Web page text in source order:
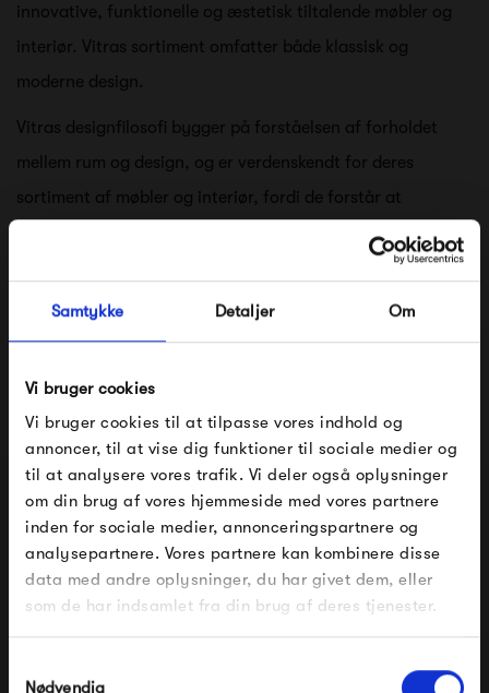
Samtykke Detaljer Om
Vi bruger cookies
Vi bruger cookies til at tilpasse vores indhold og
annoncer, til at vise dig funktioner til sociale medier og
til at analysere vores trafik. Vi deler også oplysninger
om din brug af vores hjemmeside med vores partnere
inden for sociale medier, annonceringspartnere og
analysepartnere. Vores partnere kan kombinere disse
data med andre oplysninger, du har givet dem, eller
som de har indsamlet fra din brug af deres tjenester.
Nødvendig
innovative, funktionelle og æstetisk tiltalende møbler og
interiør. Vitras sortiment omfatter både klassisk og
moderne design.
Vitras designfilosofi bygger på forståelsen af forholdet
mellem rum og design, og er verdenskendt for deres
sortiment af møbler og interiør, fordi de forstår at
kombinere erfaring med teknik og visuel kreativitet fra
samarbejdet med arkitekter og designere. Sammenkogt er
Vitra: solide produkter i materialer af høj kvalitet, lang
holdbarhed og levetid.
Produkter fra samme kategori
FÅ 10% PÅ DIN NÆSTE ORDRE
Indtast din e-mail, så sender vi rabatkoden til dig på
mail. Minimumsbeløb er 499 kr. for at indløse
rabatten.
Gælder ikke på produkter fra Fermob, File Under